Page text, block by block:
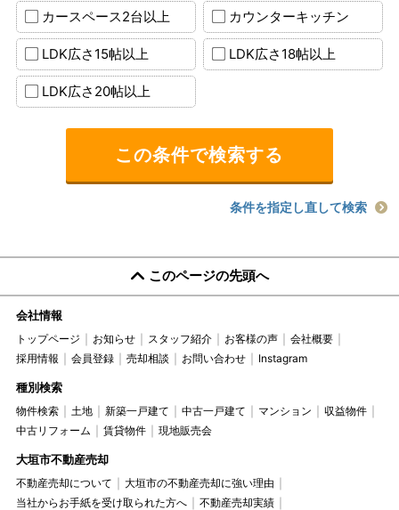
カースペース2台以上 カウンターキッチン
LDK広さ15帖以上 LDK広さ18帖以上
LDK広さ20帖以上
条件を指定し直して検索
このページの先頭へ
会社情報
トップページ お知らせ スタッフ紹介 お客様の声
会社概要
採用情報
会員登録 売却相談 お問い合わせ Instagram
種別検索
物件検索 土地 新築一戸建て 中古一戸建て マンション
収益物件
中古リフォーム
賃貸物件 現地販売会
大垣市不動産売却
不動産売却について
大垣市の不動産売却に強い理由
当社からお手紙を受け取られた方へ
不動産売却実績